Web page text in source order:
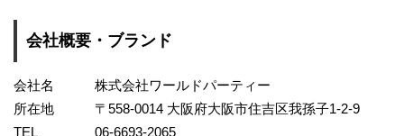
会社概要・ブランド
会社名 株式会社ワールドパーティー
所在地 〒558-0014 大阪府大阪市住吉区我孫子1-2-9
TEL 06-6693-2065